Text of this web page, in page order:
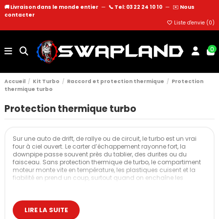
🚚 Livraison dans le monde entier — 📞 Tel: 03 22 24 10 10 — ✉️ Nous
contacter
Liste d'envie (0)
0
Accueil Kit Turbo Raccord et protection thermique
Protection
thermique turbo
Protection thermique turbo
Sur une auto de drift, de rallye ou de circuit, le turbo est un vrai
four à ciel ouvert. Le carter d’échappement rayonne fort, la
downpipe passe souvent près du tablier, des durites ou du
faisceau. Sans protection thermique de turbo, le compartiment
moteur monte vite en température, les plastiques cuisent et la
fiabilité en prend un coup, surtout quand on enchaîne les
chaleur autour du turbo : chaussettes thermiques, isolants
adhésifs, plaques et tôles pare-chaleur. L’idée n’est pas de “faire
LIRE LA SUITE